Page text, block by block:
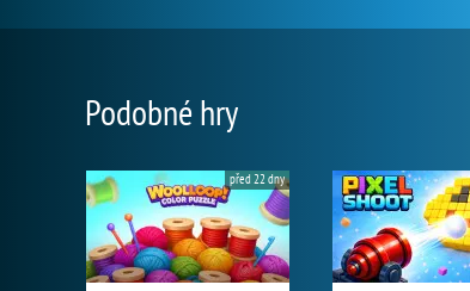
Podobné hry
před 22 dny